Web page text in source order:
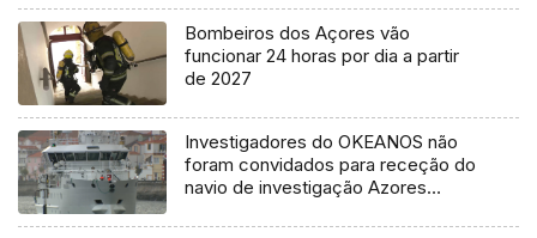
Bombeiros dos Açores vão
funcionar 24 horas por dia a partir
de 2027
Investigadores do OKEANOS não
foram convidados para receção do
navio de investigação Azores